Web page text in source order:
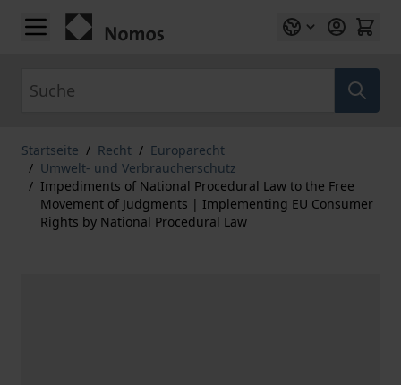
Zum Inhalt springen
Startseite / Recht / Europarecht
/ Umwelt- und Verbraucherschutz
/ Impediments of National Procedural Law to the Free
Movement of Judgments | Implementing EU Consumer
Rights by National Procedural Law